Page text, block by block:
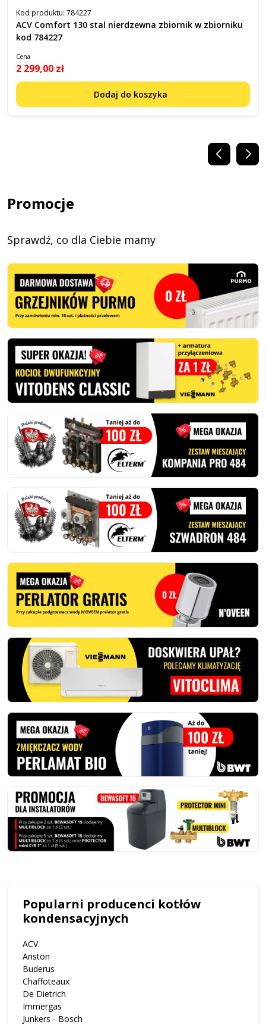
Kod produktu: 784227
ACV Comfort 130 stal nierdzewna zbiornik w zbiorniku
kod 784227
Cena
2 299,00 zł
Dodaj do koszyka
Promocje
Sprawdź, co dla Ciebie mamy
Popularni producenci kotłów
kondensacyjnych
ACV
Ariston
Buderus
Chaffoteaux
De Dietrich
Immergas
Junkers - Bosch